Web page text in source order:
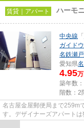
賃貸｜アパート ハーモ
中央線 「
ガイド
名鉄瀬
愛知県
4.95
築年数
階数：2
名古屋金屋郵便局まで259m
す。デザイナーズアパート